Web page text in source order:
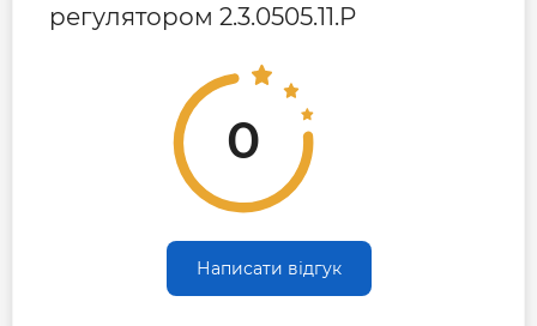
регулятором 2.3.0505.11.P
0
Написати відгук